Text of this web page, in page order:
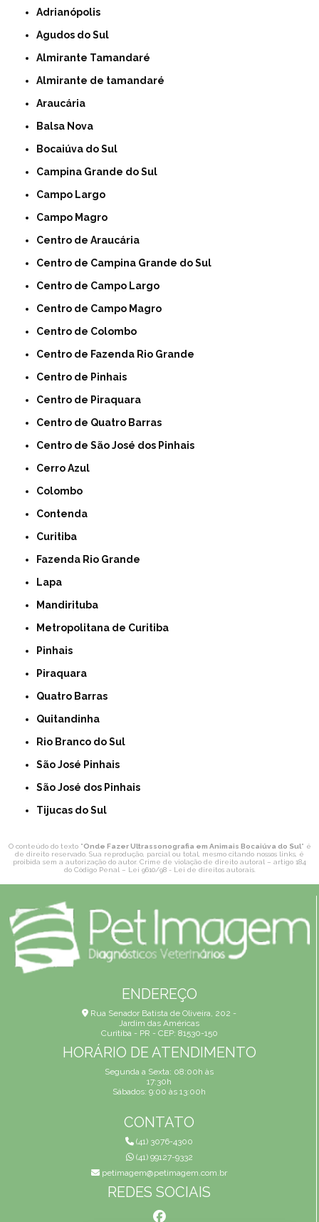
Adrianópolis
Agudos do Sul
Almirante Tamandaré
Almirante de tamandaré
Araucária
Balsa Nova
Bocaiúva do Sul
Campina Grande do Sul
Campo Largo
Campo Magro
Centro de Araucária
Centro de Campina Grande do Sul
Centro de Campo Largo
Centro de Campo Magro
Centro de Colombo
Centro de Fazenda Rio Grande
Centro de Pinhais
Centro de Piraquara
Centro de Quatro Barras
Centro de São José dos Pinhais
Cerro Azul
Colombo
Contenda
Curitiba
Fazenda Rio Grande
Lapa
Mandirituba
Metropolitana de Curitiba
Pinhais
Piraquara
Quatro Barras
Quitandinha
Rio Branco do Sul
São José Pinhais
São José dos Pinhais
Tijucas do Sul
O conteúdo do texto "Onde Fazer Ultrassonografia em Animais Bocaiúva do Sul" é
de direito reservado. Sua reprodução, parcial ou total, mesmo citando nossos links, é
proibida sem a autorização do autor. Crime de violação de direito autoral – artigo 184
do Código Penal – Lei 9610/98 - Lei de direitos autorais.
ENDEREÇO
Rua Senador Batista de Oliveira, 202 -
Jardim das Américas
Curitiba - PR - CEP: 81530-150
HORÁRIO DE ATENDIMENTO
Segunda a Sexta: 08:00h às
17:30h
Sábados: 9:00 às 13:00h
CONTATO
(41) 3076-4300
(41) 99127-9332
petimagem@petimagem.com.br
REDES SOCIAIS